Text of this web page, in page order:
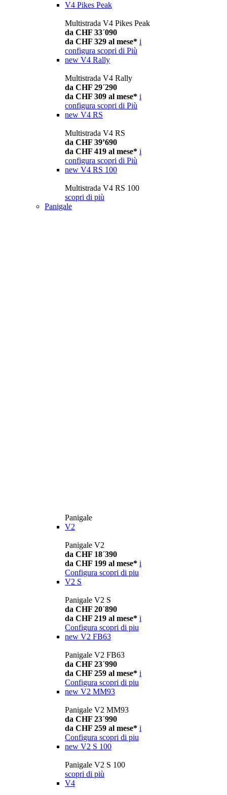
V4 Pikes Peak
Multistrada V4 Pikes Peak
da CHF 33´090
da CHF 329 al mese* i
configura scopri di Più
new V4 Rally
Multistrada V4 Rally
da CHF 29´290
da CHF 309 al mese* i
configura scopri di Più
new V4 RS
Multistrada V4 RS
da CHF 39’690
da CHF 419 al mese* i
configura scopri di Più
new V4 RS 100
Multistrada V4 RS 100
scopri di più
Panigale
Panigale
V2
Panigale V2
da CHF 18´390
da CHF 199 al mese* i
Configura scopri di piu
V2 S
Panigale V2 S
da CHF 20´890
da CHF 219 al mese* i
Configura scopri di piu
new V2 FB63
Panigale V2 FB63
da CHF 23´990
da CHF 259 al mese* i
Configura scopri di piu
new V2 MM93
Panigale V2 MM93
da CHF 23´990
da CHF 259 al mese* i
Configura scopri di piu
new V2 S 100
Panigale V2 S 100
scopri di più
V4